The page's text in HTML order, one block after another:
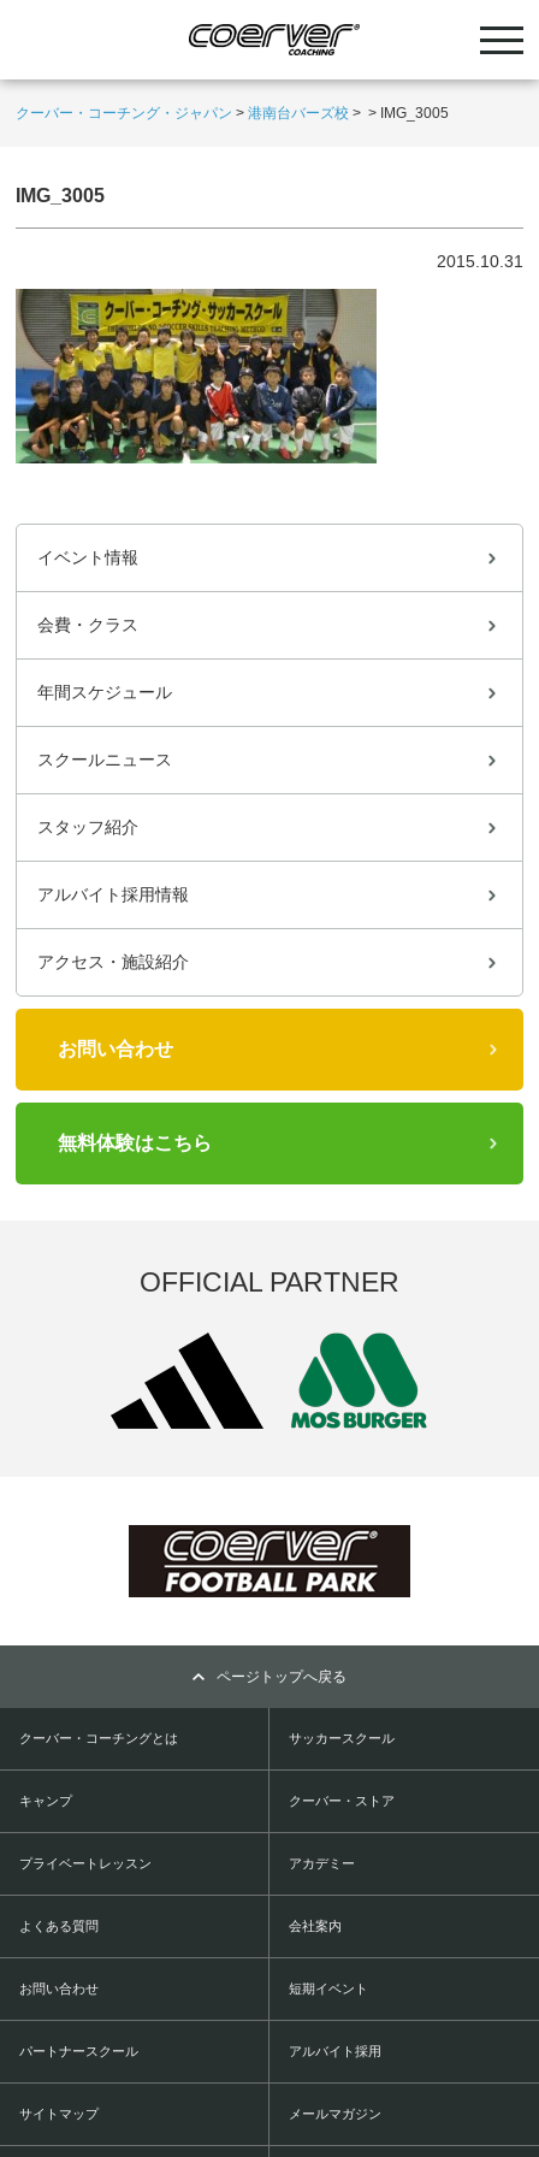
クーバー・コーチング・ジャパン >港南台バーズ校 > > IMG_3005
IMG_3005
2015.10.31
イベント情報
会費・クラス
年間スケジュール
スクールニュース
スタッフ紹介
アルバイト採用情報
アクセス・施設紹介
お問い合わせ
無料体験はこちら
OFFICIAL PARTNER
ページトップへ戻る
クーバー・コーチングとは サッカースクール
キャンプ クーバー・ストア
プライベートレッスン アカデミー
よくある質問 会社案内
お問い合わせ 短期イベント
パートナースクール アルバイト採用
サイトマップ メールマガジン